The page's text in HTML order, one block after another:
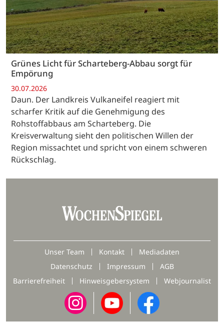
Grünes Licht für Scharteberg-Abbau sorgt für
Empörung
30.07.2026
Daun. Der Landkreis Vulkaneifel reagiert mit
scharfer Kritik auf die Genehmigung des
Rohstoffabbaus am Scharteberg. Die
Kreisverwaltung sieht den politischen Willen der
Region missachtet und spricht von einem schweren
Rückschlag.
Unser Team Kontakt
Mediadaten
Datenschutz
Impressum
AGB
Barrierefreiheit
Hinweisgebersystem Webjournalist